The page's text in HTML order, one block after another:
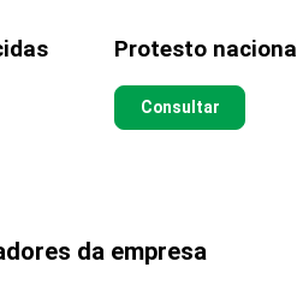
Protesto nacional
Consultar
da empresa